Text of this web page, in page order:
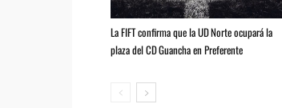
La FIFT confirma que la UD Norte ocupará la
plaza del CD Guancha en Preferente